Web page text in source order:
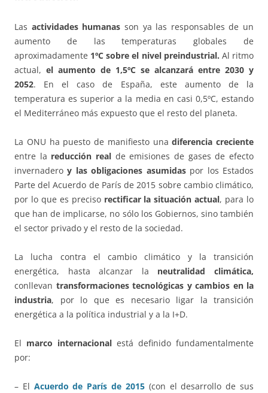
Las actividades humanas son ya las responsables de un
aumento de las temperaturas globales de
aproximadamente 1ºC sobre el nivel preindustrial. Al ritmo
actual, el aumento de 1,5ºC se alcanzará entre 2030 y
2052. En el caso de España, este aumento de la
temperatura es superior a la media en casi 0,5ºC, estando
el Mediterráneo más expuesto que el resto del planeta.
La ONU ha puesto de manifiesto unadiferencia creciente
entre la reducción real de emisiones de gases de efecto
invernaderoy las obligaciones asumidaspor los Estados
Parte del Acuerdo de París de 2015 sobre cambio climático,
por lo que es preciso rectificar la situación actual, para lo
que han de implicarse, no sólo los Gobiernos, sino también
el sector privado y el resto de la sociedad.
La lucha contra el cambio climático y la transición
energética, hasta alcanzar la neutralidad climática,
conllevan transformaciones tecnológicas y cambios en la
industria, por lo que es necesario ligar la transición
energética a la política industrial y a la I+D.
El marco internacional está definido fundamentalmente
por:
– El Acuerdo de París de 2015 (con el desarrollo de sus